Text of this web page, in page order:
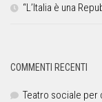
“L’Italia è una
COMMENTI RECENTI
Teatro sociale per